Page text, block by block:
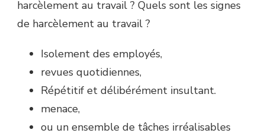
harcèlement au travail ? Quels sont les signes
de harcèlement au travail ?
Isolement des employés,
revues quotidiennes,
Répétitif et délibérément insultant.
menace,
ou un ensemble de tâches irréalisables